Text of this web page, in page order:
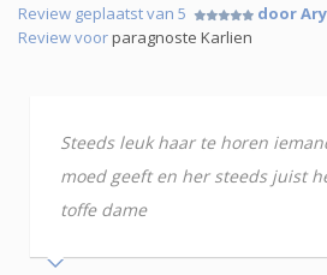
Review geplaatst van 5 door
Review voorparagnoste Karlien
Steeds leuk haar te horen
moed geeft en her steeds juist
toffe dame